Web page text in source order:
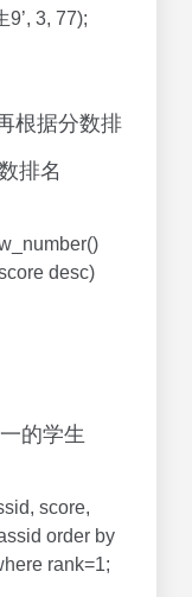
9’, 3, 77);
根据分数排
排名
desc)
的学生
score,
order by
rank=1;